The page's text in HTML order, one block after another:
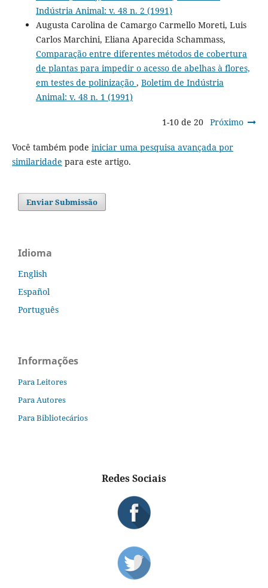
Indústria Animal: v. 48 n. 2 (1991)
Augusta Carolina de Camargo Carmello Moreti, Luis
Carlos Marchini, Eliana Aparecida Schammass,
Comparação entre diferentes métodos de cobertura
de plantas para impedir o acesso de abelhas à flores,
em testes de polinização , Boletim de Indústria
Animal: v. 48 n. 1 (1991)
1-10 de 20 Próximo
Você também pode iniciar uma pesquisa avançada por
similaridade para este artigo.
Enviar Submissão
Idioma
English
Español
Português
Informações
Para Leitores
Para Autores
Para Bibliotecários
Redes Sociais